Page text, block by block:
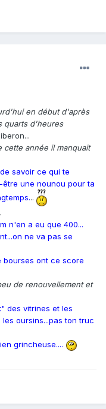
en début d'après
quarts d'heures
année il manquait
savoir ce qui te
être une nounou pour ta
..
n'en a eu que 400...
ne va pas se
bourses ont ce score
de renouvellement et
des vitrines et les
oursins...pas ton truc
grincheuse....